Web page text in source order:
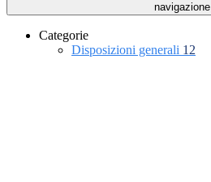
navigazione
Categorie
Disposizioni generali 12